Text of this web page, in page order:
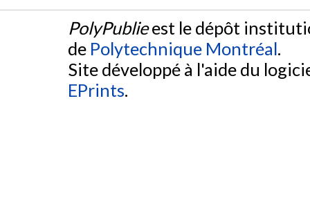
PolyPublieest le dépôt
de Polytechnique Montréal.
Site développé à l'aide du
EPrints.